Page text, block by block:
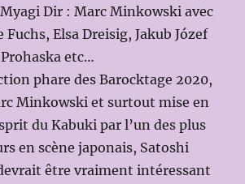
Dir : Marc Minkowski avec
Fuchs, Elsa Dreisig, Jakub Józef
etc…
phare des Barocktage 2020,
Minkowski et surtout mise en
du Kabuki par l’un des plus
en scène japonais, Satoshi
être vraiment intéressant